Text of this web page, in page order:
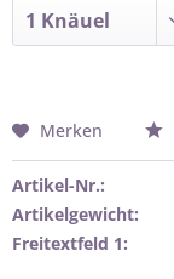
Merken
Artikel-Nr.:
Artikelgewicht:
Freitextfeld 1: